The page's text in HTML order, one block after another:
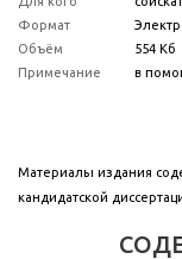
Формат
Объём
554 Кб
Примечание
в
Материалы издания
кандидатской